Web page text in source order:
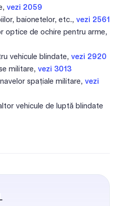
vezi 2059
baionetelor, etc., vezi 2561
optice de ochire pentru arme,
vehicule blindate, vezi 2920
militare, vezi 3013
spațiale militare, vezi
vehicule de luptă blindate